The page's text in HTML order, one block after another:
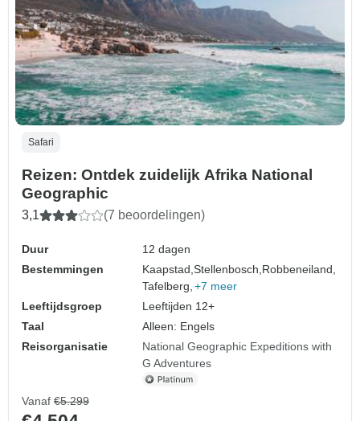
Safari
Reizen: Ontdek zuidelijk Afrika National
Geographic
3,1 (7 beoordelingen)
Duur
12 dagen
Bestemmingen
Kaapstad,Stellenbosch, Robbeneiland,
Tafelberg, +7 meer
Leeftijdsgroep
Leeftijden 12+
Taal
Alleen: Engels
Reisorganisatie
National Geographic Expeditions with
G Adventures
Vanaf €5.299